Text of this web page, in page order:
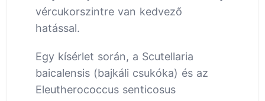
vércukorszintre van kedvező
hatással.
Egy kísérlet során, a Scutellaria
baicalensis (bajkáli csukóka) és az
Eleutherococcus senticosus